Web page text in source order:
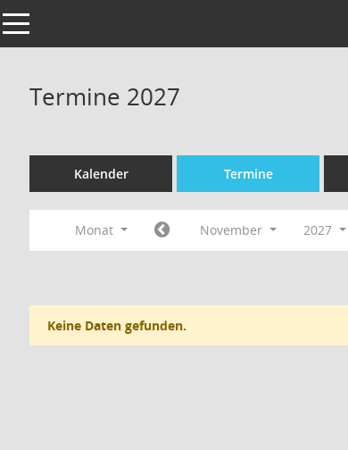
Toggle navigation
Termine 2027
Kalender Termine
Monat November 2027
Keine Daten gefunden.